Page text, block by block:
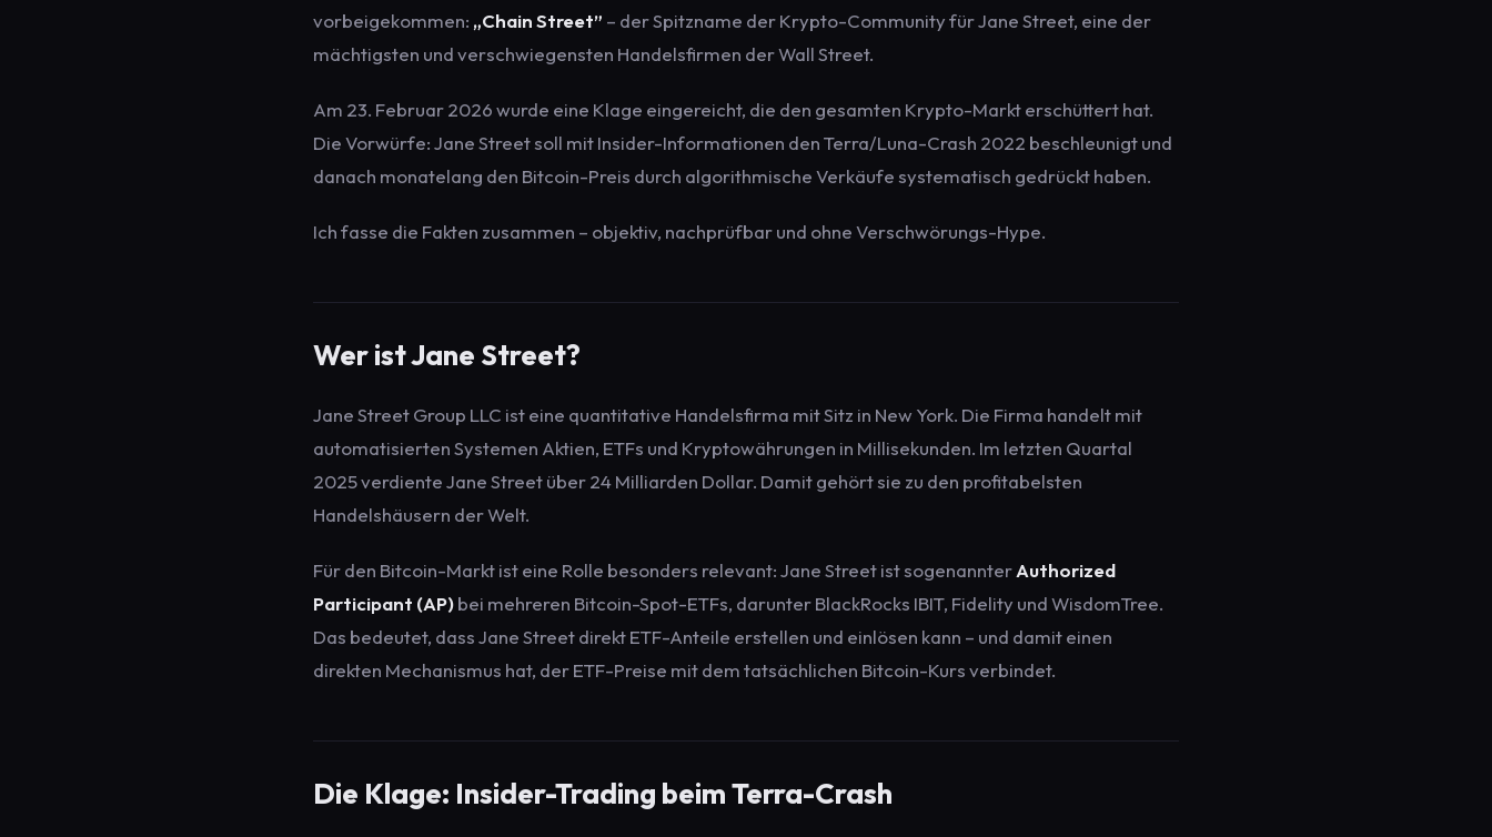
vorbeigekommen: „Chain Street” – der Spitzname der Krypto-Community für Jane Street, eine der
mächtigsten und verschwiegensten Handelsfirmen der Wall Street.
Am 23. Februar 2026 wurde eine Klage eingereicht, die den gesamten Krypto-Markt erschüttert hat.
Die Vorwürfe: Jane Street soll mit Insider-Informationen den Terra/Luna-Crash 2022 beschleunigt und
danach monatelang den Bitcoin-Preis durch algorithmische Verkäufe systematisch gedrückt haben.
Ich fasse die Fakten zusammen – objektiv, nachprüfbar und ohne Verschwörungs-Hype.
Wer ist Jane Street?
Jane Street Group LLC ist eine quantitative Handelsfirma mit Sitz in New York. Die Firma handelt mit
automatisierten Systemen Aktien, ETFs und Kryptowährungen in Millisekunden. Im letzten Quartal
2025 verdiente Jane Street über 24 Milliarden Dollar. Damit gehört sie zu den profitabelsten
Handelshäusern der Welt.
Für den Bitcoin-Markt ist eine Rolle besonders relevant: Jane Street ist sogenannterAuthorized
Participant (AP)bei mehreren Bitcoin-Spot-ETFs, darunter BlackRocks IBIT, Fidelity und WisdomTree.
Das bedeutet, dass Jane Street direkt ETF-Anteile erstellen und einlösen kann – und damit einen
direkten Mechanismus hat, der ETF-Preise mit dem tatsächlichen Bitcoin-Kurs verbindet.
Die Klage: Insider-Trading beim Terra-Crash